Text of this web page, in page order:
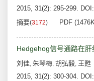
2015, 31(2): 295-299. DOI:
摘要(3172) PDF
Hedgehog信号通路在
刘佳, 朱琴梅, 胡弘毅, 王甦
2015, 31(2): 300-304. DOI: